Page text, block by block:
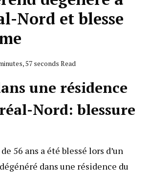
Nord et blesse
57 seconds Read
une résidence
Nord: blessure
56 ans a été blessé lors d’un
dans une résidence du